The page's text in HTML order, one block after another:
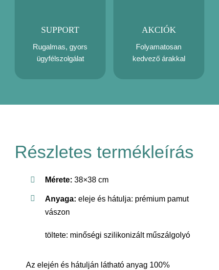
SUPPORT
Rugalmas, gyors
ügyfélszolgálat
AKCIÓK
Folyamatosan
kedvező árakkal
Részletes termékleírás
Mérete: 38×38 cm
Anyaga: eleje és hátulja: prémium pamut
vászon
töltete: minőségi szilikonizált műszálgolyó
Az elején és hátulján látható anyag 100%